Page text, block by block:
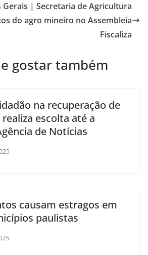
Gerais | Secretaria de Agricultura
do agro mineiro no Assembleia
Fiscaliza
gostar também
na recuperação de
escolta até a
de Notícias
causam estragos em
paulistas